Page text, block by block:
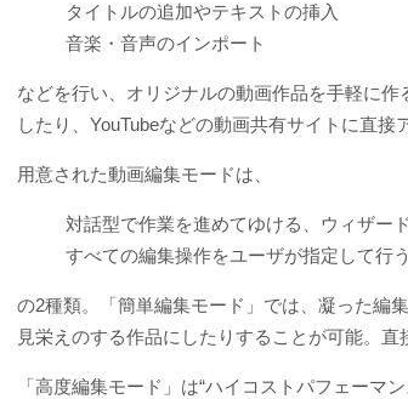
タイトルの追加やテキストの挿入
音楽・音声のインポート
などを行い、オリジナルの動画作品を手軽に
したり、YouTubeなどの動画共有サイトに直接
用意された動画編集モードは、
対話型で作業を進めてゆける、ウィザー
すべての編集操作をユーザが指定して行
の2種類。「簡単編集モード」では、凝った編
見栄えのする作品にしたりすることが可能。
「高度編集モード」は“ハイコストパフェーマ